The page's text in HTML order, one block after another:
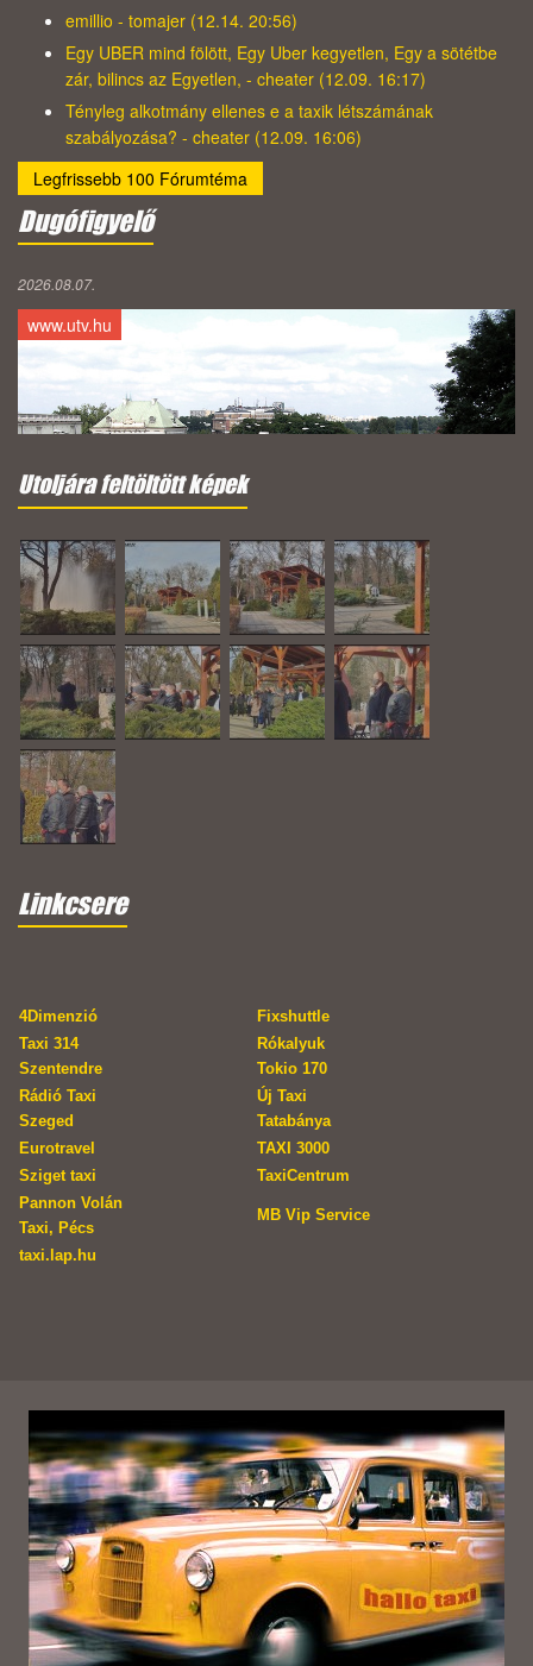
emillio - tomajer (12.14. 20:56)
Egy UBER mind fölött, Egy Uber kegyetlen, Egy a sötétbe
zár, bilincs az Egyetlen, - cheater (12.09. 16:17)
Tényleg alkotmány ellenes e a taxik létszámának
szabályozása? - cheater (12.09. 16:06)
Legfrissebb 100 Fórumtéma
Dugófigyelő
2026.08.07.
www.utv.hu
Utoljára feltöltött képek
Linkcsere
4Dimenzió
Fixshuttle
Taxi 314
Szentendre
Rókalyuk
Tokio 170
Rádió Taxi
Szeged
Új Taxi
Tatabánya
Eurotravel
TAXI 3000
Sziget taxi
TaxiCentrum
Pannon Volán
Taxi, Pécs
MB Vip Service
taxi.lap.hu